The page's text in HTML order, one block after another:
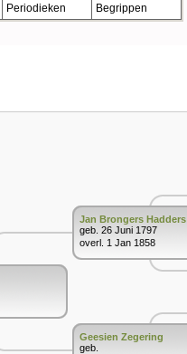
Periodieken Begrippen
Jan Brongers Hadders
geb. 26 Juni 1797
overl. 1 Jan 1858
Geesien Zegering
geb.